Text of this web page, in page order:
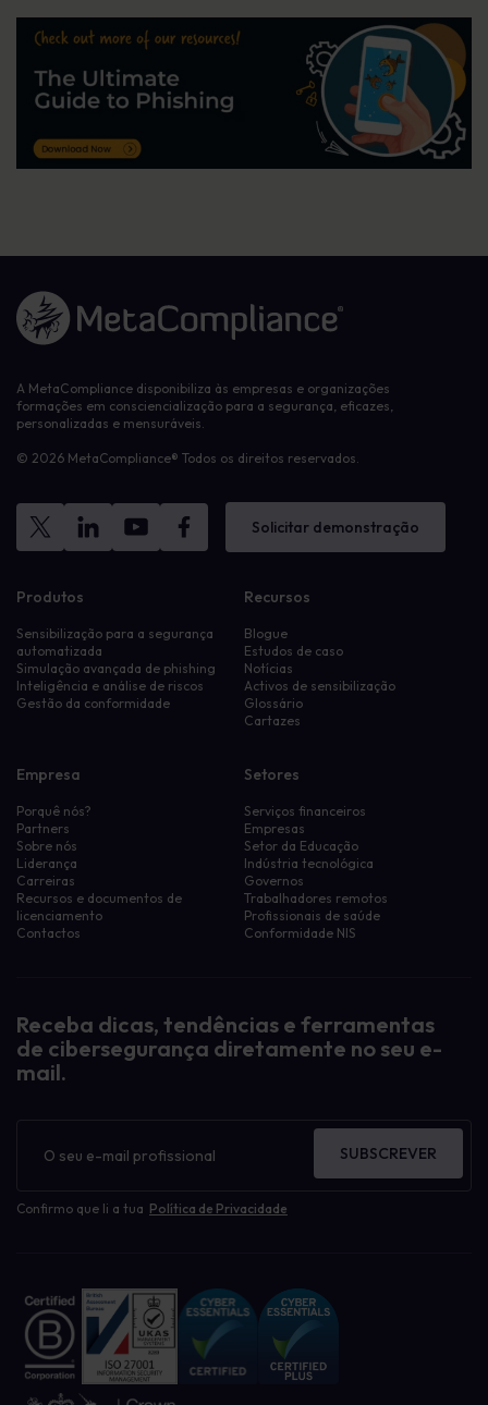
Ligação à página inicial
A MetaCompliance disponibiliza às empresas e organizações
formações em consciencialização para a segurança, eficazes,
personalizadas e mensuráveis.
© 2026 MetaCompliance® Todos os direitos reservados.
Solicitar demonstração
Produtos
Sensibilização para a segurança
automatizada
Simulação avançada de phishing
Inteligência e análise de riscos
Gestão da conformidade
Recursos
Blogue
Estudos de caso
Notícias
Activos de sensibilização
Glossário
Cartazes
Empresa
Porquê nós?
Partners
Sobre nós
Liderança
Carreiras
Recursos e documentos de
licenciamento
Contactos
Setores
Serviços financeiros
Empresas
Setor da Educação
Indústria tecnológica
Governos
Trabalhadores remotos
Profissionais de saúde
Conformidade NIS
Receba dicas, tendências e ferramentas
de cibersegurança diretamente no seu e-
mail.
informativo
Confirmo que li a tua Política de Privacidade
SUBSCREVER